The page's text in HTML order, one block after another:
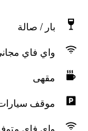
بار / صالة
واي فاي
مقهى
موقف